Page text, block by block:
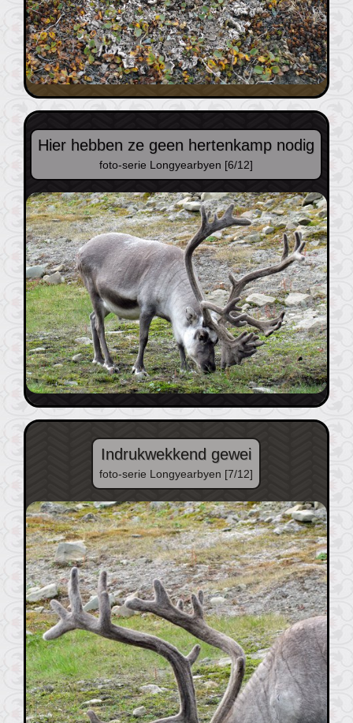
Hier hebben ze geen hertenkamp nodig
foto-serie Longyearbyen [6/12]
Indrukwekkend gewei
foto-serie Longyearbyen [7/12]